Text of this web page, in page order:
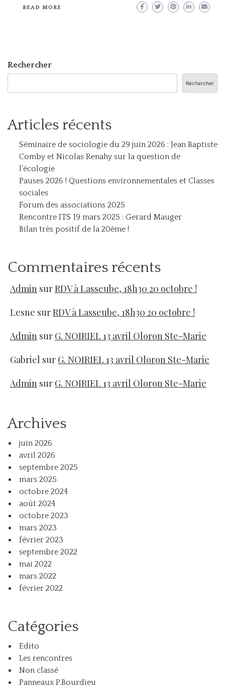
READ MORE
Rechercher
Rechercher
Articles récents
Séminaire de sociologie du 29 juin 2026 : Jean Baptiste
Comby et Nicolas Renahy sur la question de
l’écologie
Pauses 2026 ! Questions environnementales et Classes
sociales
Forum des associations 2025
Rencontre ITS 19 mars 2025 : Gerard Mauger
Bilan très positif de la 20ème !
Commentaires récents
Admin surRDV à Lasseube, 18h30 20 octobre !
Lesne surRDV à Lasseube, 18h30 20 octobre !
Admin sur G. NOIRIEL 13 avril Oloron Ste-Marie
Gabriel sur G. NOIRIEL 13 avril Oloron Ste-Marie
Admin sur G. NOIRIEL 13 avril Oloron Ste-Marie
Archives
juin 2026
avril 2026
septembre 2025
mars 2025
octobre 2024
août 2024
octobre 2023
mars 2023
février 2023
septembre 2022
mai 2022
mars 2022
février 2022
Catégories
Edito
Les rencontres
Non classé
Panneaux P.Bourdieu